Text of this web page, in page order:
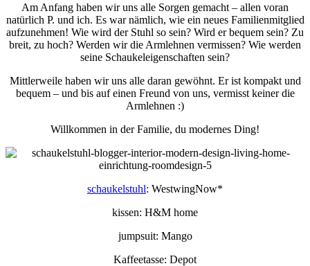
Am Anfang haben wir uns alle Sorgen gemacht – allen voran
natürlich P. und ich. Es war nämlich, wie ein neues Familienmitglied
aufzunehmen! Wie wird der Stuhl so sein? Wird er bequem sein? Zu
breit, zu hoch? Werden wir die Armlehnen vermissen? Wie werden
seine Schaukeleigenschaften sein?
Mittlerweile haben wir uns alle daran gewöhnt. Er ist kompakt und
bequem – und bis auf einen Freund von uns, vermisst keiner die
Armlehnen :)
Willkommen in der Familie, du modernes Ding!
schaukelstuhl: WestwingNow*
kissen: H&M home
jumpsuit: Mango
Kaffeetasse: Depot